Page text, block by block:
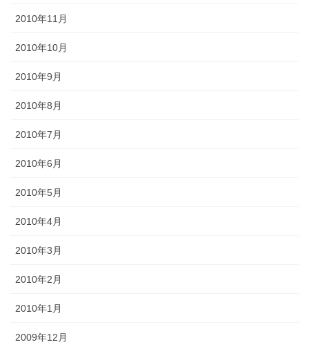
2010年11月
2010年10月
2010年9月
2010年8月
2010年7月
2010年6月
2010年5月
2010年4月
2010年3月
2010年2月
2010年1月
2009年12月